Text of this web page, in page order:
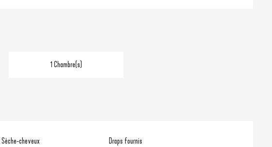
1 Chambre(s)
Sèche-cheveux
Draps fournis